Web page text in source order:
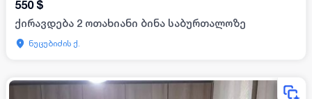
550 $
ქირავდება 2 ოთახიანი ბინა საბურთალოზე
ნუცუბიძის ქ.